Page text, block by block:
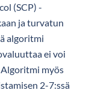
(SCP) -
ja turvatun
algoritmi
ei voi
myös
2-7:ssä